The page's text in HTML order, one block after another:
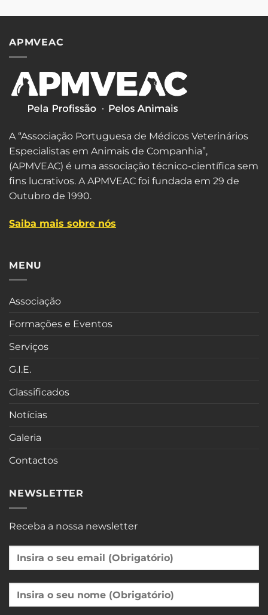
APMVEAC
A “Associação Portuguesa de Médicos Veterinários
Especialistas em Animais de Companhia”,
(APMVEAC) é uma associação técnico-científica sem
fins lucrativos. A APMVEAC foi fundada em 29 de
Outubro de 1990.
Saiba mais sobre nós
MENU
Associação
Formações e Eventos
Serviços
G.I.E.
Classificados
Notícias
Galeria
Contactos
NEWSLETTER
Receba a nossa newsletter